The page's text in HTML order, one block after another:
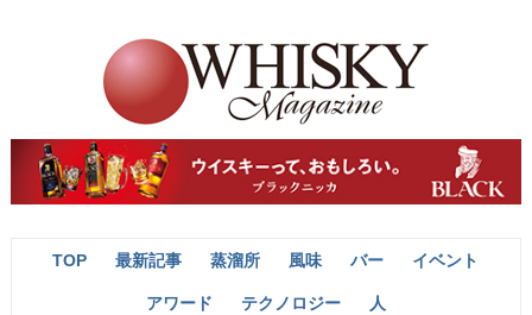
TOP 最新記事 蒸溜所 風味 バー イベント
アワード テクノロジー 人